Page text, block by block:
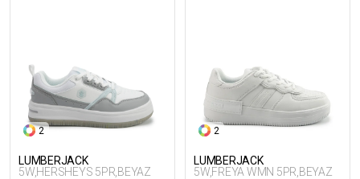
2
LUMBERJACK
5W,HERSHEYS 5PR,BEYAZ
2
LUMBERJACK
5W,FREYA WMN 5PR,BEYAZ